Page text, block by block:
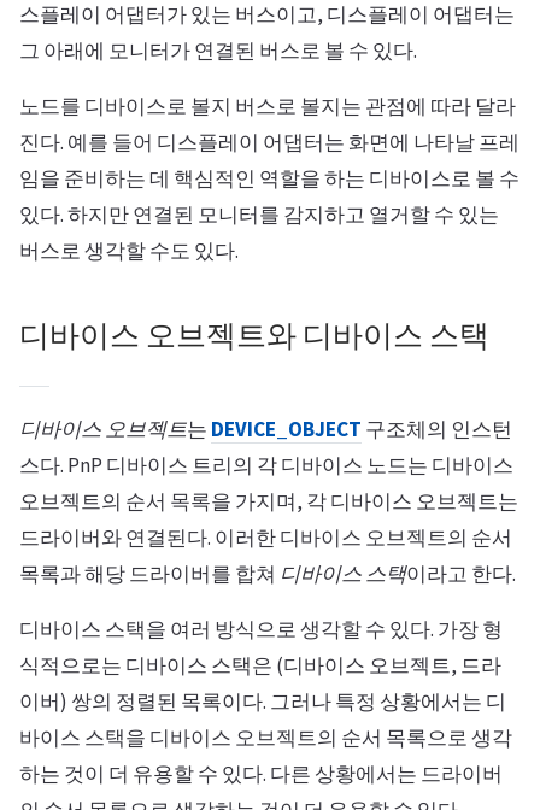
스플레이 어댑터가 있는 버스이고, 디스플레이 어댑터는
그 아래에 모니터가 연결된 버스로 볼 수 있다.
노드를 디바이스로 볼지 버스로 볼지는 관점에 따라 달라
진다. 예를 들어 디스플레이 어댑터는 화면에 나타날 프레
임을 준비하는 데 핵심적인 역할을 하는 디바이스로 볼 수
있다. 하지만 연결된 모니터를 감지하고 열거할 수 있는
버스로 생각할 수도 있다.
디바이스 오브젝트와 디바이스 스택
디바이스 오브젝트는 DEVICE_OBJECT 구조체의 인스턴
스다. PnP 디바이스 트리의 각 디바이스 노드는 디바이스
오브젝트의 순서 목록을 가지며, 각 디바이스 오브젝트는
드라이버와 연결된다. 이러한 디바이스 오브젝트의 순서
목록과 해당 드라이버를 합쳐 디바이스 스택이라고 한다.
디바이스 스택을 여러 방식으로 생각할 수 있다. 가장 형
식적으로는 디바이스 스택은 (디바이스 오브젝트, 드라
이버) 쌍의 정렬된 목록이다. 그러나 특정 상황에서는 디
바이스 스택을 디바이스 오브젝트의 순서 목록으로 생각
하는 것이 더 유용할 수 있다. 다른 상황에서는 드라이버